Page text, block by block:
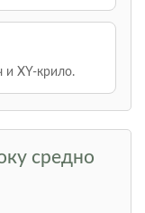
и XY-крило.
средно